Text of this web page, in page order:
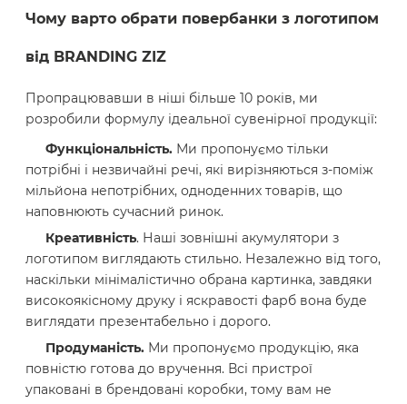
Чому варто обрати повербанки з логотипом
від BRANDING ZIZ
Пропрацювавши в ніші більше 10 років, ми
розробили формулу ідеальної сувенірної продукції:
Функціональність. Ми пропонуємо тільки
потрібні і незвичайні речі, які вирізняються з-поміж
мільйона непотрібних, одноденних товарів, що
наповнюють сучасний ринок.
Креативність. Наші зовнішні акумулятори з
логотипом виглядають стильно. Незалежно від того,
наскільки мінімалістично обрана картинка, завдяки
високоякісному друку і яскравості фарб вона буде
виглядати презентабельно і дорого.
Продуманість. Ми пропонуємо продукцію, яка
повністю готова до вручення. Всі пристрої
упаковані в брендовані коробки, тому вам не